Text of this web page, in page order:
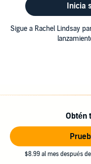
Inicia
Sigue a Rachel Lindsay
Obtén
$8.99 al mes después